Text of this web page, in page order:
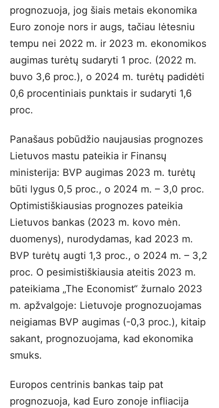
prognozuoja, jog šiais metais ekonomika
Euro zonoje nors ir augs, tačiau lėtesniu
tempu nei 2022 m. ir 2023 m. ekonomikos
augimas turėtų sudaryti 1 proc. (2022 m.
buvo 3,6 proc.), o 2024 m. turėtų padidėti
0,6 procentiniais punktais ir sudaryti 1,6
proc.
Panašaus pobūdžio naujausias prognozes
Lietuvos mastu pateikia ir Finansų
ministerija: BVP augimas 2023 m. turėtų
būti lygus 0,5 proc., o 2024 m. – 3,0 proc.
Optimistiškiausias prognozes pateikia
Lietuvos bankas (2023 m. kovo mėn.
duomenys), nurodydamas, kad 2023 m.
BVP turėtų augti 1,3 proc., o 2024 m. – 3,2
proc. O pesimistiškiausia ateitis 2023 m.
pateikiama „The Economist“ žurnalo 2023
m. apžvalgoje: Lietuvoje prognozuojamas
neigiamas BVP augimas (-0,3 proc.), kitaip
sakant, prognozuojama, kad ekonomika
smuks.
Europos centrinis bankas taip pat
prognozuoja, kad Euro zonoje infliacija